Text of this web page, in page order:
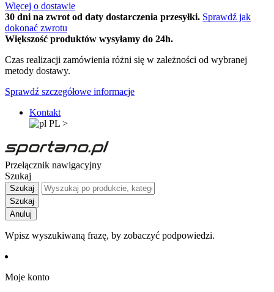
Więcej o dostawie
30 dni na zwrot od daty dostarczenia przesyłki. Sprawdź jak
dokonać zwrotu
Większość produktów wysyłamy do 24h.
Czas realizacji zamówienia różni się w zależności od wybranej
metody dostawy.
Sprawdź szczegółowe informacje
Kontakt
PL >
Przełącznik nawigacyjny
Szukaj
Szukaj
Szukaj
Anuluj
Wpisz wyszukiwaną frazę, by zobaczyć podpowiedzi.
Moje konto